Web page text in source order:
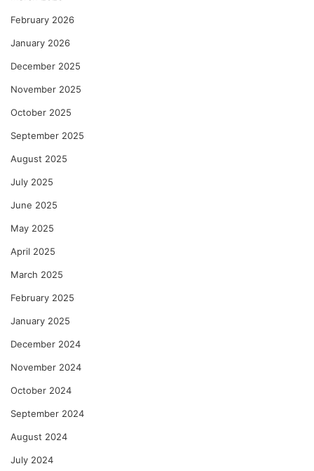
February 2026
January 2026
December 2025
November 2025
October 2025
September 2025
August 2025
July 2025
June 2025
May 2025
April 2025
March 2025
February 2025
January 2025
December 2024
November 2024
October 2024
September 2024
August 2024
July 2024